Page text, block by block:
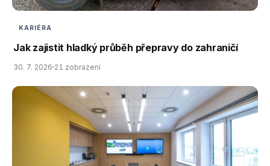
KARIÉRA
Jak zajistit hladký průběh přepravy do zahraničí
30. 7. 2026 21 zobrazení